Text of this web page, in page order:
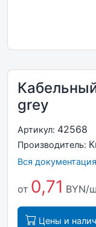
grey
Артикул: 42568
Производитель:
Вся документация
от 0,71 BYN/
Цены и